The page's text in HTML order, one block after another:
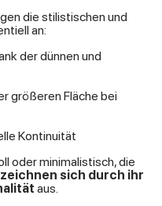
die stilistischen und
an:
der dünnen und
größeren Fläche bei
Kontinuität
oder minimalistisch, die
sich durch ihr
aus.